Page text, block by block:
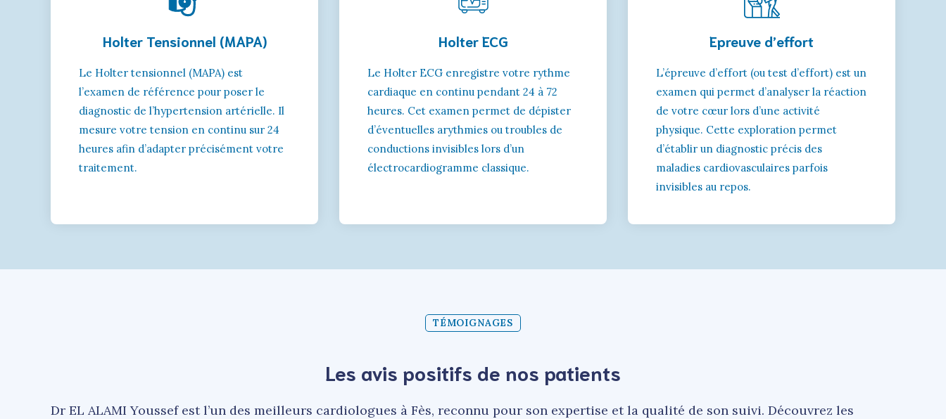
Holter Tensionnel (MAPA)
Le Holter tensionnel (MAPA) est
l’examen de référence pour poser le
diagnostic de l’hypertension artérielle. Il
mesure votre tension en continu sur 24
heures afin d’adapter précisément votre
traitement.
Holter ECG
Le Holter ECG enregistre votre rythme
cardiaque en continu pendant 24 à 72
heures. Cet examen permet de dépister
d’éventuelles arythmies ou troubles de
conductions invisibles lors d’un
électrocardiogramme classique.
Epreuve d’effort
L’épreuve d’effort (ou test d’effort) est un
examen qui permet d’analyser la réaction
de votre cœur lors d’une activité
physique. Cette exploration permet
d’établir un diagnostic précis des
maladies cardiovasculaires parfois
invisibles au repos.
TÉMOIGNAGES
Les avis positifs de nos patients
Dr EL ALAMI Youssef est l’un des meilleurs cardiologues à Fès, reconnu pour son expertise et la qualité de son suivi. Découvrez les